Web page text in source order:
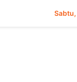
Sabtu